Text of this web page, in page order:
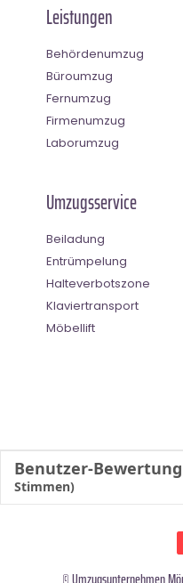
Leistungen
Behördenumzug
Büroumzug
Fernumzug
Firmenumzug
Laborumzug
Umzugsservice
Beiladung
Entrümpelung
Halteverbotszone
Klaviertransport
Möbellift
Benutzer-Bewertung
Stimmen)